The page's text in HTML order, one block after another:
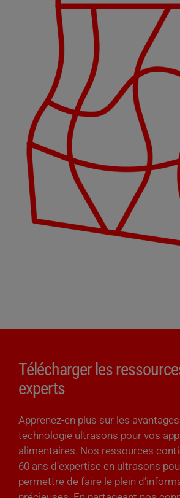
Télécharger les
experts
Apprenez-en plus sur les
technologie ultrasons pour vos
alimentaires. Nos ressources
60 ans d’expertise en ultrasons
permettre de faire le plein